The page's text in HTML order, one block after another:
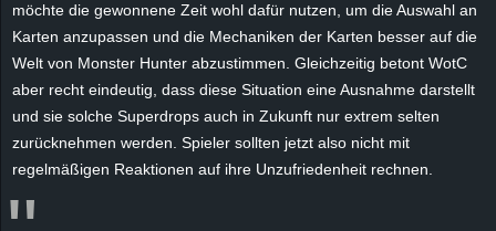
möchte die gewonnene Zeit wohl dafür nutzen, um die Auswahl an
Karten anzupassen und die Mechaniken der Karten besser auf die
Welt von Monster Hunter abzustimmen. Gleichzeitig betont WotC
aber recht eindeutig, dass diese Situation eine Ausnahme darstellt
und sie solche Superdrops auch in Zukunft nur extrem selten
zurücknehmen werden. Spieler sollten jetzt also nicht mit
regelmäßigen Reaktionen auf ihre Unzufriedenheit rechnen.